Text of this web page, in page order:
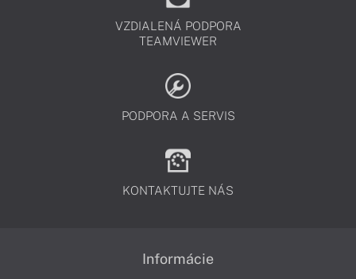
VZDIALENÁ PODPORA
TEAMVIEWER
PODPORA A SERVIS
KONTAKTUJTE NÁS
Informácie